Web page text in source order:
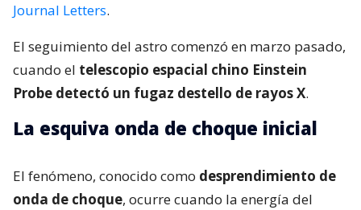
Journal Letters.
El seguimiento del astro comenzó en marzo pasado,
cuando el telescopio espacial chino Einstein
Probe detectó un fugaz destello de rayos X.
La esquiva onda de choque inicial
El fenómeno, conocido como desprendimiento de
onda de choque, ocurre cuando la energía del